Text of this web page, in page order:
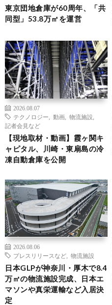
東京団地倉庫が60周年、「共
同型」53.8万㎡を運営
2026.08.07
テクノロジー
動画 物流施設
記者会見など
【現地取材・動画】霞ヶ関キ
ャピタル、川崎・東扇島の冷
凍自動倉庫を公開
2026.08.06
プレスリリースなど
物流施設
日本GLPが神奈川・厚木で8.4
万㎡の物流施設完成、日本エ
マソンや真栄運輸など入居決
定